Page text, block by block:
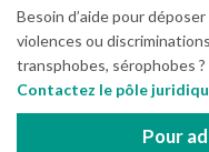
Besoin d’aide pour
violences ou
transphobes, sérophobes ?
Contactez le pôle
Pour